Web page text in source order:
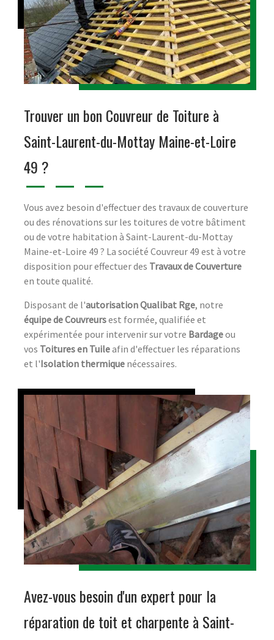
Trouver un bon Couvreur de Toiture à
Saint-Laurent-du-Mottay Maine-et-Loire
49 ?
Vous avez besoin d'effectuer des travaux de couverture
ou des rénovations sur les toitures de votre bâtiment
ou de votre habitation à Saint-Laurent-du-Mottay
Maine-et-Loire 49 ? La société Couvreur 49 est à votre
disposition pour effectuer des Travaux de Couverture
en toute qualité.
Disposant de l'autorisation Qualibat Rge, notre
équipe de Couvreursest formée, qualifiée et
expérimentée pour intervenir sur votre Bardageou
vos Toitures en Tuileafin d'effectuer les réparations
et l'Isolation thermique nécessaires.
Avez-vous besoin d'un expert pour la
réparation de toit et charpente à Saint-